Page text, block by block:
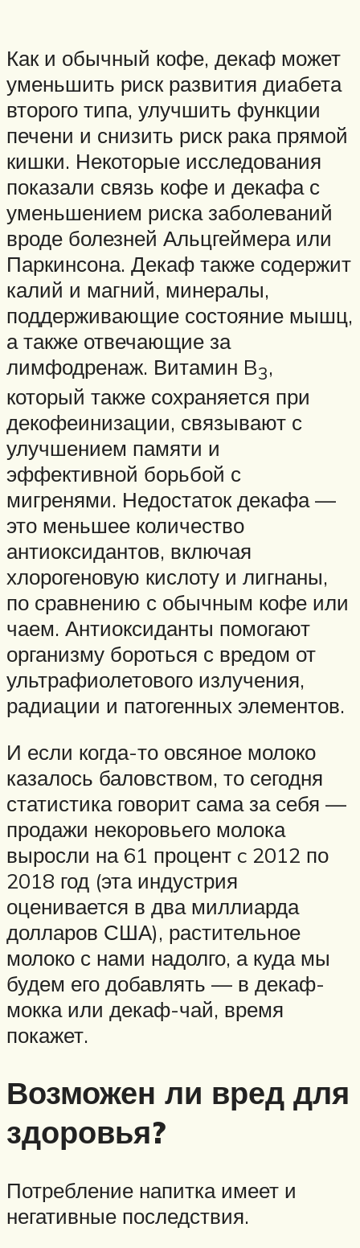
Как и обычный кофе, декаф может
уменьшить риск развития диабета
второго типа, улучшить функции
печени и снизить риск рака прямой
кишки. Некоторые исследования
показали связь кофе и декафа с
уменьшением риска заболеваний
вроде болезней Альцгеймера или
Паркинсона. Декаф также содержит
калий и магний, минералы,
поддерживающие состояние мышц,
а также отвечающие за
лимфодренаж. Витамин B3,
который также сохраняется при
декофеинизации, связывают с
улучшением памяти и
эффективной борьбой с
мигренями. Недостаток декафа —
это меньшее количество
антиоксидантов, включая
хлорогеновую кислоту и лигнаны,
по сравнению с обычным кофе или
чаем. Антиоксиданты помогают
организму бороться с вредом от
ультрафиолетового излучения,
радиации и патогенных элементов.
И если когда-то овсяное молоко
казалось баловством, то сегодня
статистика говорит сама за себя —
продажи некоровьего молока
выросли на 61 процент c 2012 по
2018 год (эта индустрия
оценивается в два миллиарда
долларов США), растительное
молоко с нами надолго, а куда мы
будем его добавлять — в декаф-
мокка или декаф-чай, время
покажет.
Возможен ли вред для
здоровья?
Потребление напитка имеет и
негативные последствия.